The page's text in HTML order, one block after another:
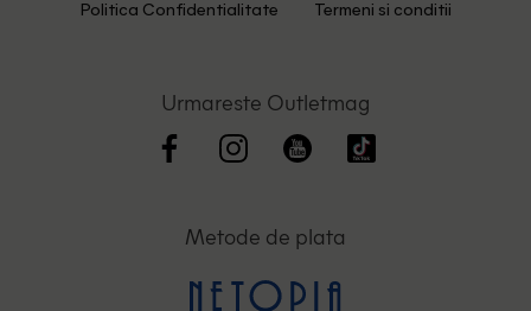
Politica Confidentialitate Termeni si conditii
Urmareste Outletmag
Metode de plata